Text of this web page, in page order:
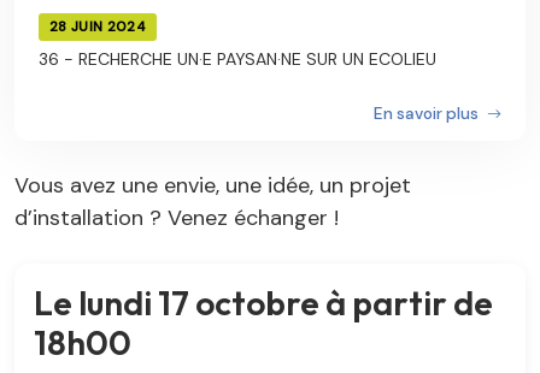
28 JUIN 2024
36 - RECHERCHE UN·E PAYSAN·NE SUR UN ECOLIEU
En savoir plus
Vous avez une envie, une idée, un projet
d’installation ? Venez échanger !
Le lundi 17 octobre à partir de
18h00